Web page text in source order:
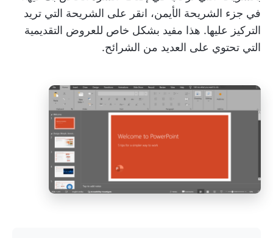
في جزء الشريحة الأيمن، انقر على الشريحة التي تريد
التركيز عليها. هذا مفيد بشكل خاص للعروض التقديمية
التي تحتوي على العديد من الشرائح.